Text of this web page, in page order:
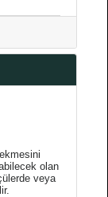
olan
veya